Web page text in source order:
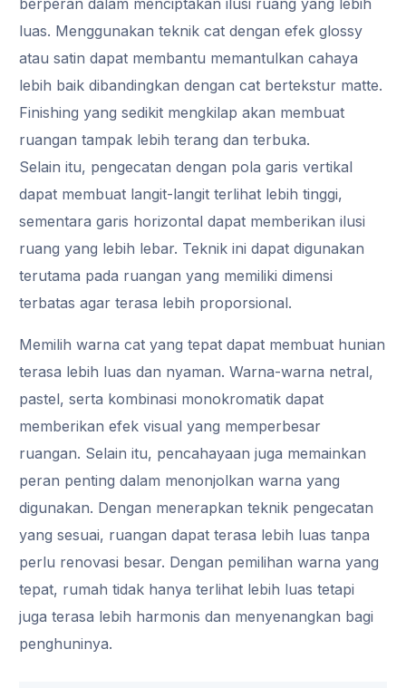
luas. Menggunakan teknik cat dengan efek glossy
atau satin dapat membantu memantulkan cahaya
lebih baik dibandingkan dengan cat bertekstur matte.
Finishing yang sedikit mengkilap akan membuat
ruangan tampak lebih terang dan terbuka.
Selain itu, pengecatan dengan pola garis vertikal
dapat membuat langit-langit terlihat lebih tinggi,
sementara garis horizontal dapat memberikan ilusi
ruang yang lebih lebar. Teknik ini dapat digunakan
terutama pada ruangan yang memiliki dimensi
terbatas agar terasa lebih proporsional.
Memilih warna cat yang tepat dapat membuat hunian
terasa lebih luas dan nyaman. Warna-warna netral,
pastel, serta kombinasi monokromatik dapat
memberikan efek visual yang memperbesar
ruangan. Selain itu, pencahayaan juga memainkan
peran penting dalam menonjolkan warna yang
digunakan. Dengan menerapkan teknik pengecatan
yang sesuai, ruangan dapat terasa lebih luas tanpa
perlu renovasi besar. Dengan pemilihan warna yang
tepat, rumah tidak hanya terlihat lebih luas tetapi
juga terasa lebih harmonis dan menyenangkan bagi
penghuninya.